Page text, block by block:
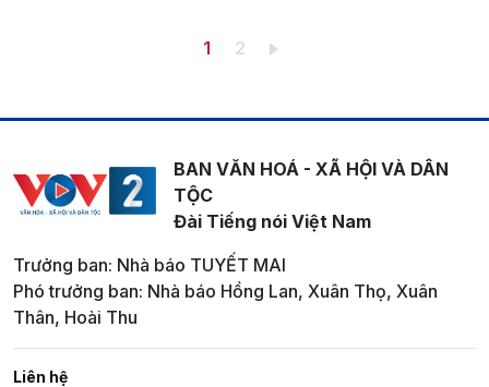
Trang hiện thời
1 Trang
2
BAN VĂN HOÁ - XÃ HỘI VÀ DÂN
TỘC
Đài Tiếng nói Việt Nam
Trưởng ban: Nhà báo TUYẾT MAI
Phó trưởng ban: Nhà báo Hồng Lan, Xuân Thọ, Xuân
Thân, Hoài Thu
Liên hệ